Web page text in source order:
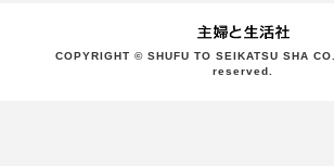
COPYRIGHT © SHUFU TO SEIKATSU SHA
reserved.